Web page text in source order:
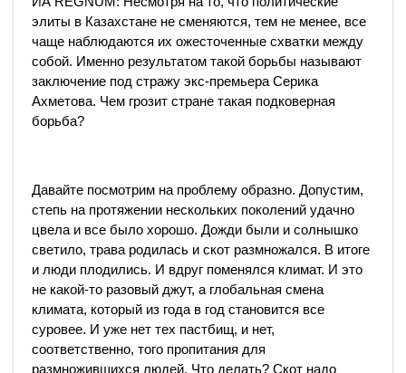
элиты в Казахстане не сменяются, тем не менее, все
чаще наблюдаются их ожесточенные схватки между
собой. Именно результатом такой борьбы называют
заключение под стражу экс-премьера Серика
Ахметова. Чем грозит стране такая подковерная
борьба?
Давайте посмотрим на проблему образно. Допустим,
степь на протяжении нескольких поколений удачно
цвела и все было хорошо. Дожди были и солнышко
светило, трава родилась и скот размножался. В итоге
и люди плодились. И вдруг поменялся климат. И это
не какой-то разовый джут, а глобальная смена
климата, который из года в год становится все
суровее. И уже нет тех пастбищ, и нет,
соответственно, того пропитания для
размножившихся людей. Что делать? Скот надо